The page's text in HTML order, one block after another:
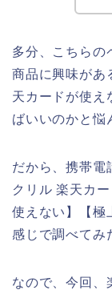
多分、こちらの
商品に興味があ
天カードが使え
ばいいのかと悩
だから、携帯電
クリル 楽天カ
使えない】【
感じで調べてみ
なので、今回、